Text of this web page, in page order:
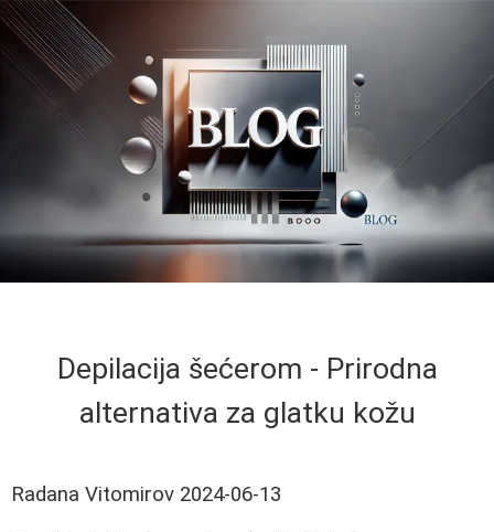
Depilacija šećerom - Prirodna
alternativa za glatku kožu
Radana Vitomirov 2024-06-13